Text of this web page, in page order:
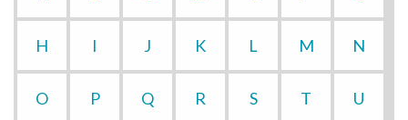
H I J K L M N
O P Q R S T U